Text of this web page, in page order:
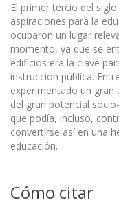
El primer tercio del
aspiraciones para la
ocuparon un lugar
momento, ya que se
edificios era la clave
instrucción pública.
experimentado un gran
del gran potencial
que podía, incluso,
convertirse así en una
educación.
Cómo citar